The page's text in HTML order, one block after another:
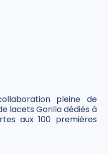
pleine de
lacets Gorilla dédiés à
aux 100 premières